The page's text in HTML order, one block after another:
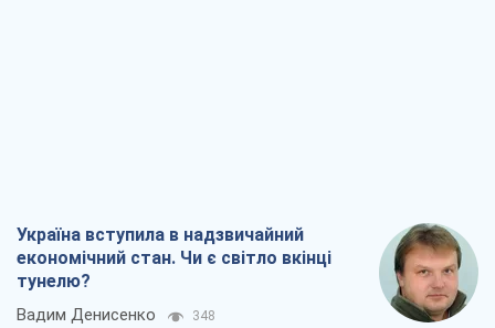
Україна вступила в надзвичайний
економічний стан. Чи є світло вкінці
тунелю?
Вадим Денисенко 348